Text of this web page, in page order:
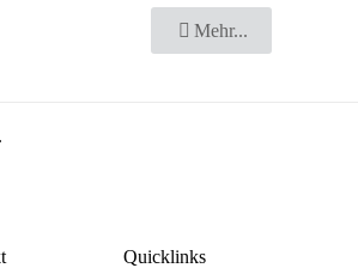
Mehr...
Quicklinks